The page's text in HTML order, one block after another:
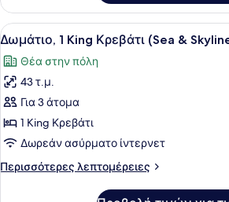
Δωμάτιο
(Twin)
(Guest)
Προβολή
όλων
των
φωτογραφιών
για
Δωμάτιο,
1
Κρεβάτι
Ένα
8
Δωμάτιο, 1 King Κρεβάτι (Sea &
Θέα στην πόλη
43 τ.μ.
Για 3 άτομα
1 King Κρεβάτι
Δωρεάν ασύρματο ίντερνετ
Περισσότερες λεπτομέρειες
Περισσότερες